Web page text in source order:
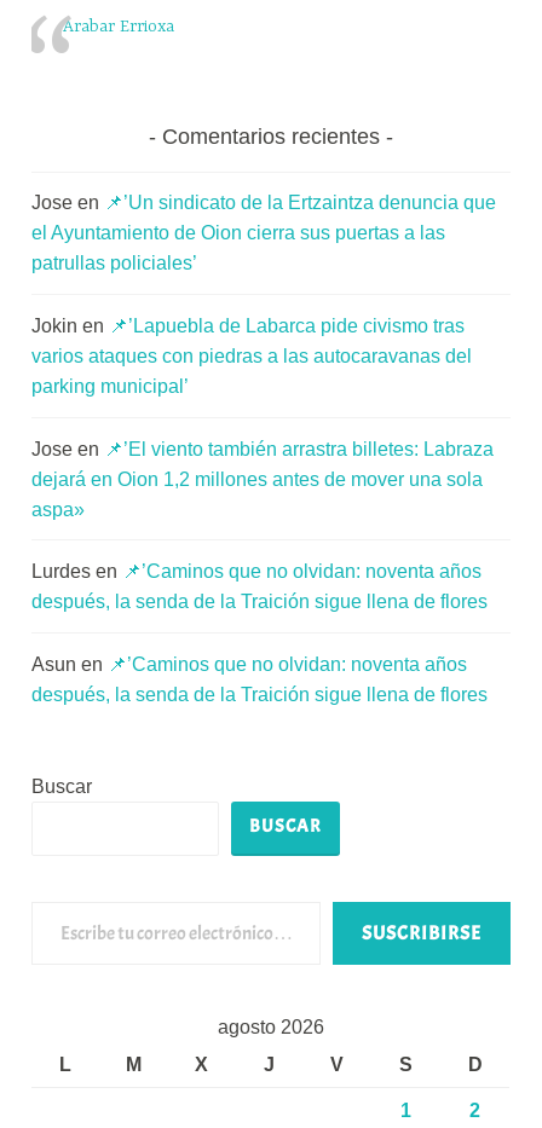
Arabar Errioxa
Comentarios recientes
Jose en 📌’Un sindicato de la Ertzaintza denuncia que
el Ayuntamiento de Oion cierra sus puertas a las
patrullas policiales’
Jokin en 📌’Lapuebla de Labarca pide civismo tras
varios ataques con piedras a las autocaravanas del
parking municipal’
Jose en 📌’El viento también arrastra billetes: Labraza
dejará en Oion 1,2 millones antes de mover una sola
aspa»
Lurdes en 📌’Caminos que no olvidan: noventa años
después, la senda de la Traición sigue llena de flores
Asun en 📌’Caminos que no olvidan: noventa años
después, la senda de la Traición sigue llena de flores
Buscar
BUSCAR
SUSCRIBIRSE
agosto 2026
L
M X J V S D
1 2